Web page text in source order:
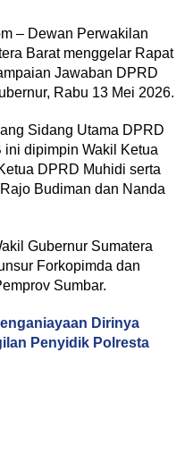
– Dewan Perwakilan
Barat menggelar Rapat
Jawaban DPRD
Rabu 13 Mei 2026.
Sidang Utama DPRD
ini dipimpin Wakil Ketua
DPRD Muhidi serta
Budiman dan Nanda
Gubernur Sumatera
Forkopimda dan
Sumbar.
Dirinya
Penyidik Polresta